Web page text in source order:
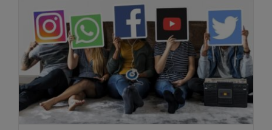
Μπείτε στην παρέα μας στα Social Media
News Social